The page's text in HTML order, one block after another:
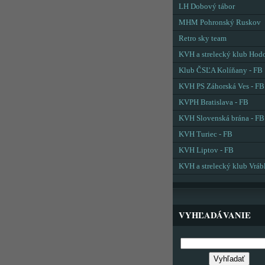
LH Dobový tábor
MHM Pohronský Ruskov
Retro sky team
KVH a strelecký klub
Klub ČSĽA Kolíňany - FB
KVH PS Záhorská Ves - FB
KVPH Bratislava - FB
KVH Slovenská brána - FB
KVH Turiec - FB
KVH Liptov - FB
KVH a strelecký klub
VYHĽADÁVANIE